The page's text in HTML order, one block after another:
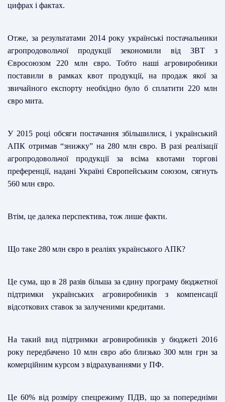
цифрах і фактах.
Отже, за результатами 2014 року українські постачальники
агропродовольчої продукції зекономили від ЗВТ з
Євросоюзом 220 млн євро. Тобто наші агровиробники
поставили в рамках квот продукції, на продаж якої за
звичайного експорту необхідно було б сплатити 220 млн
євро мита.
У 2015 році обсяги постачання збільшилися, і український
АПК отримав “знижку” на 280 млн євро. В разі реалізації
агропродовольчої продукції за всіма квотами торгові
преференції, надані Україні Європейським союзом, сягнуть
560 млн євро.
Втім, це далека перспектива, тож лише факти.
Що таке 280 млн євро в реаліях українського АПК?
Це сума, що в 28 разів більша за єдину програму бюджетної
підтримки українських агровиробників з компенсації
відсоткових ставок за залученими кредитами.
На такий вид підтримки агровиробників у бюджеті 2016
року передбачено 10 млн євро або близько 300 млн грн за
комерційним курсом з відрахуваннями у ПФ.
Це 60% від розміру спецрежиму ПДВ, що за попередніми